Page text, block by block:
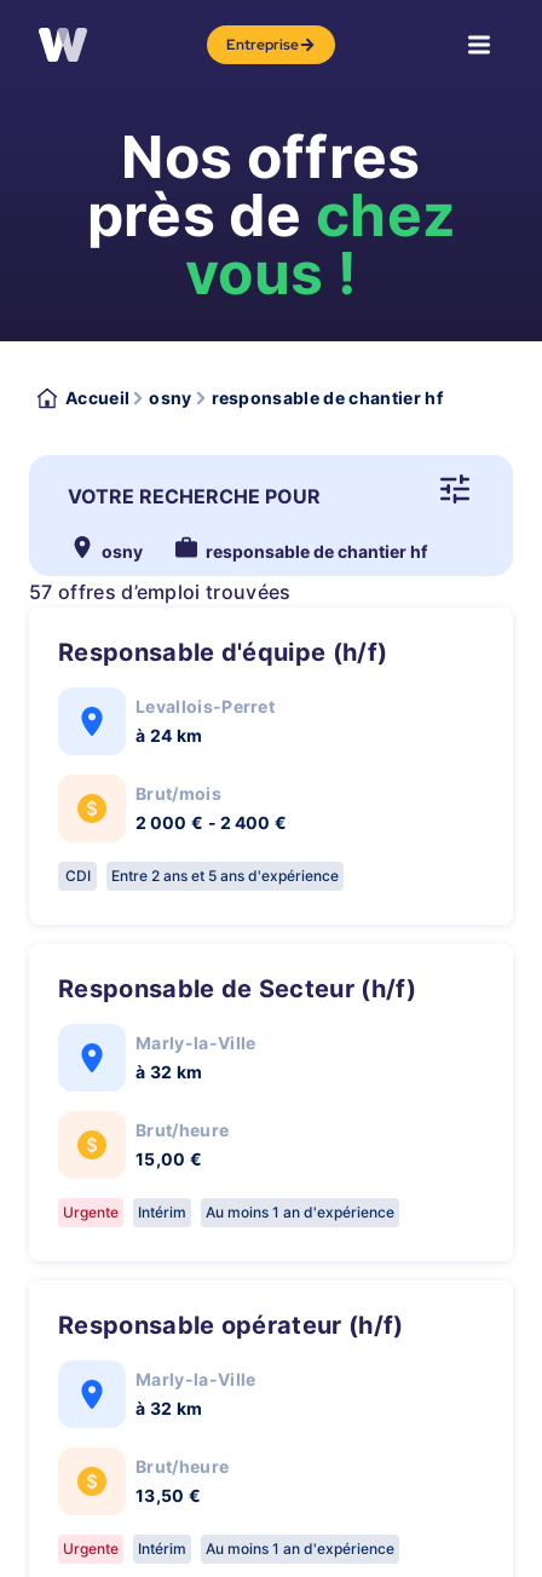
Entreprise
Nos offres
près de chez
vous !
Accueil osny responsable de chantier hf
VOTRE RECHERCHE POUR
osny responsable de chantier hf
57 offres d’emploi trouvées
Responsable d'équipe (h/f)
Levallois-Perret
à 24 km
Brut/mois
2 000 € - 2 400 €
CDI Entre 2 ans et 5 ans d'expérience
Responsable de Secteur (h/f)
Marly-la-Ville
à 32 km
Brut/heure
15,00 €
Urgente Intérim Au moins 1 an d'expérience
Responsable opérateur (h/f)
Marly-la-Ville
à 32 km
Brut/heure
13,50 €
Urgente Intérim Au moins 1 an d'expérience